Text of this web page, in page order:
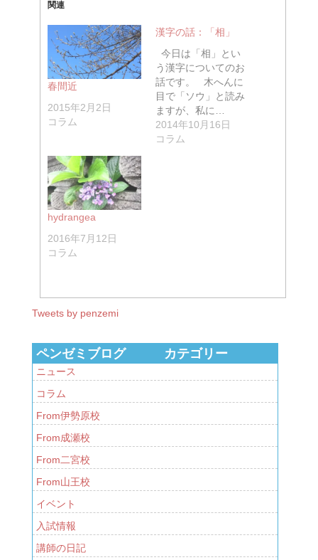
関連
春間近
2015年2月2日
コラム
漢字の話：「相」
今日は「相」とい
う漢字についてのお
話です。 木へんに
目で「ソウ」と読み
ますが、私に…
2014年10月16日
コラム
hydrangea
2016年7月12日
コラム
Tweets by penzemi
ペンゼミブログ カテゴリー
ニュース
コラム
From伊勢原校
From成瀬校
From二宮校
From山王校
イベント
入試情報
講師の日記